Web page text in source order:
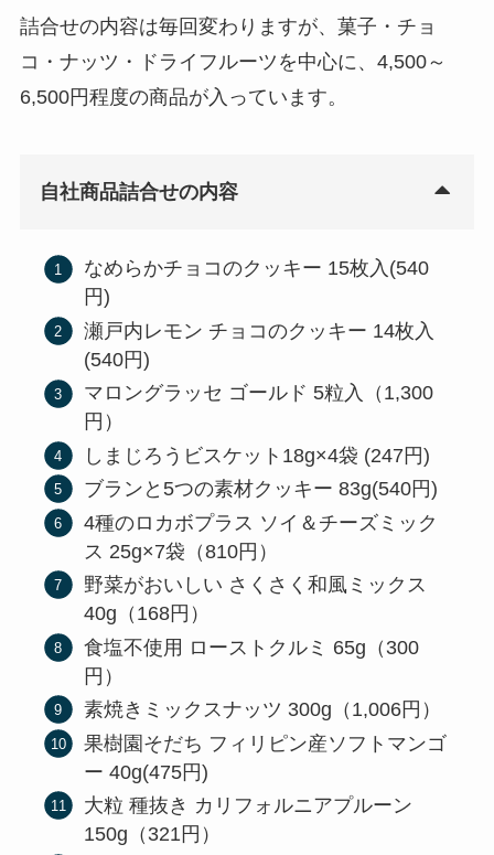
詰合せの内容は毎回変わりますが、菓子・チョ
コ・ナッツ・ドライフルーツを中心に、4,500～
6,500円程度の商品が入っています。
自社商品詰合せの内容
なめらかチョコのクッキー 15枚入(540
円)
瀬戸内レモン チョコのクッキー 14枚入
(540円)
マロングラッセ ゴールド 5粒入（1,300
円）
しまじろうビスケット18g×4袋 (247円)
ブランと5つの素材クッキー 83g(540円)
4種のロカボプラス ソイ＆チーズミック
ス 25g×7袋（810円）
野菜がおいしい さくさく和風ミックス
40g（168円）
食塩不使用 ローストクルミ 65g（300
円）
素焼きミックスナッツ 300g（1,006円）
果樹園そだち フィリピン産ソフトマンゴ
ー 40g(475円)
大粒 種抜き カリフォルニアプルーン
150g（321円）